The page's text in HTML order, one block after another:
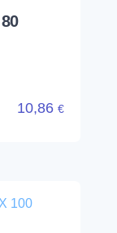
10,86 €